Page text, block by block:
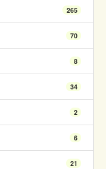
265
70
8
34
2
6
21